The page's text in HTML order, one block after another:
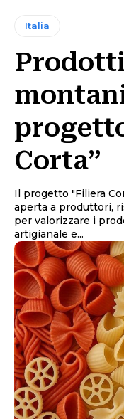
Italia
Corta”
Il progetto "Filiera
aperta a produttori,
per valorizzare i
artigianale e...